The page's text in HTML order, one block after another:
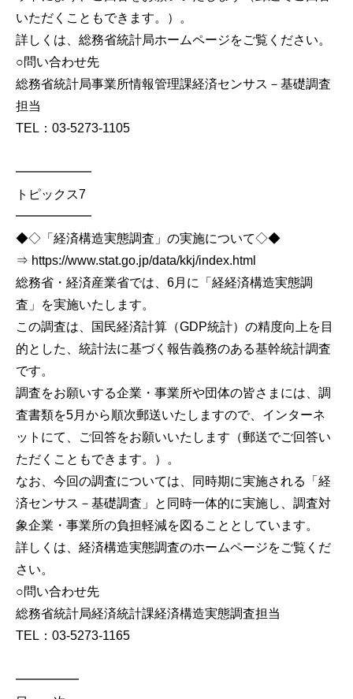
いただくこともできます。）。
詳しくは、総務省統計局ホームページをご覧ください。
○問い合わせ先
総務省統計局事業所情報管理課経済センサス－基礎調査
担当
TEL：03-5273-1105
━━━━━━
トピックス7
━━━━━━
◆◇「経済構造実態調査」の実施について◇◆
⇒ https://www.stat.go.jp/data/kkj/index.html
総務省・経済産業省では、6月に「経経済構造実態調
査」を実施いたします。
この調査は、国民経済計算（GDP統計）の精度向上を目
的とした、統計法に基づく報告義務のある基幹統計調査
です。
調査をお願いする企業・事業所や団体の皆さまには、調
査書類を5月から順次郵送いたしますので、インターネ
ットにて、ご回答をお願いいたします（郵送でご回答い
ただくこともできます。）。
なお、今回の調査については、同時期に実施される「経
済センサス－基礎調査」と同時一体的に実施し、調査対
象企業・事業所の負担軽減を図ることとしています。
詳しくは、経済構造実態調査のホームページをご覧くだ
さい。
○問い合わせ先
総務省統計局経済統計課経済構造実態調査担当
TEL：03-5273-1165
━━━━━